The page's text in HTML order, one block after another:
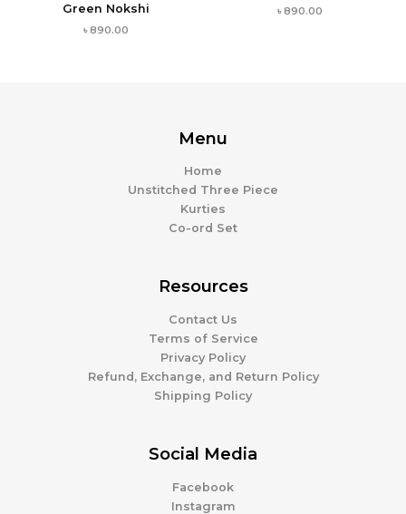
Green Nokshi
৳890.00
৳890.00
Menu
Home
Unstitched Three Piece
Kurties
Co-ord Set
Resources
Contact Us
Terms of Service
Privacy Policy
Refund, Exchange, and Return Policy
Shipping Policy
Social Media
Facebook
Instagram